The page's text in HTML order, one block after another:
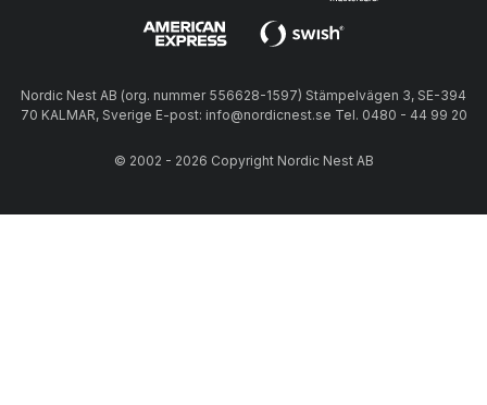
Nordic Nest AB (org. nummer 556628-1597) Stämpelvägen 3, SE-394
70 KALMAR, Sverige E-post: info@nordicnest.se Tel. 0480 - 44 99 20
© 2002 - 2026 Copyright Nordic Nest AB